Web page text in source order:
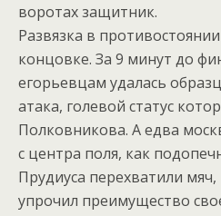
воротах защитник.
Развязка в
концовке. За 9 минут до
егорьевцам удалась
атака, голевой статус
Полковникова. А едва
с центра поля, как
Прудиуса перехватили
упрочил преимущество